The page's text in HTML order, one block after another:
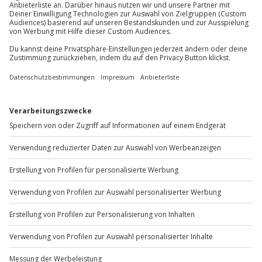
Teilnehmer
Gutschein gültig für 1 Person
Du möchtest als Firma bestellen?
Sichere Dir attraktive Firmenkunden Vorteile.
+49 89 / 60 60 89 700
b2b@jochen-schweizer.de
www.b2b.jochen-schweizer.de/
Artikelnummer:48378
Andere Produkte entdecken